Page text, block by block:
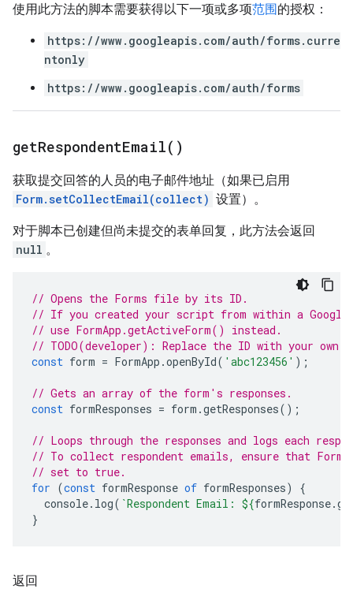
使用此方法的脚本需要获得以下一项或多项范围的授权：
https://www.googleapis.com/auth/forms.curre
ntonly
https://www.googleapis.com/auth/forms
getRespondentEmail( )
获取提交回答的人员的电子邮件地址（如果已启用
Form.setCollectEmail(collect) 设置）。
对于脚本已创建但尚未提交的表单回复，此方法会返回
null 。
// Opens the Forms file by its ID.
// If you created your script from within a Google
// use FormApp.getActiveForm() instead.
// TODO(developer): Replace the ID with your own.
const form = FormApp .openById( 'abc123456' );
// Gets an array of the form's responses.
const formResponses = form .getResponses();
// Loops through the responses and logs each
// To collect respondent emails, ensure that
// set to true.
for (const formResponse of formResponses)
{
console. log( `Respondent Email: ${formResponse.
}
返回